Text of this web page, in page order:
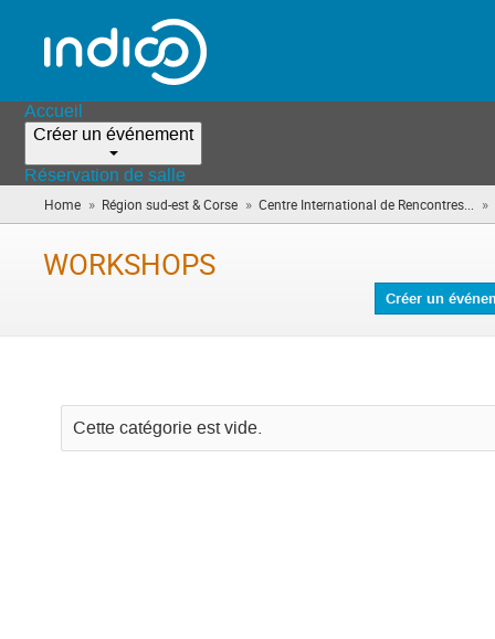
Accueil
Créer un événement
Réservation de salle
Home » Région sud-est & Corse » Centre International de Rencontres... »
WORKSHOPS
Créer un
Cette catégorie est vide.